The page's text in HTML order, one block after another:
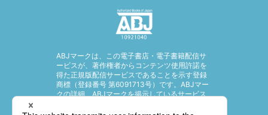
ABJマークは、この電子書店・電子書籍配信サ
ービスが、著作権者からコンテンツ使用許諾を
得た正規版配信サービスであることを示す登録
商標（登録番号 第6091713号）です。ABJマー
クの詳細、ABJマークを掲示しているサービス